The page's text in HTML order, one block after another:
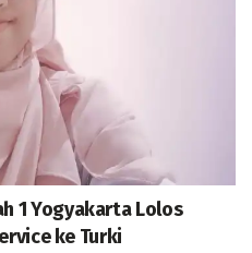
1 Yogyakarta Lolos
ke Turki